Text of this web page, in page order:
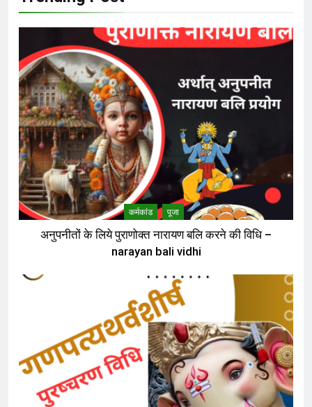
कर्मकांड पूजा
अनुपनीतों के लिये पुराणोक्त नारायण बलि करने की विधि –
narayan bali vidhi